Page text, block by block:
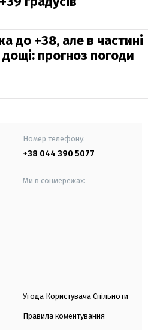
до +38, але в частині
прогноз погоди
Номер телефону:
+38 044 390 5077
Ми в соцмережах:
Угода Користувача Спільноти
Правила коментування